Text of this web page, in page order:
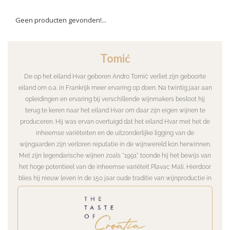
Geen producten gevonden!...
Tomić
De op het eiland Hvar geboren Andro Tomić verliet zijn geboorte
eiland om o.a. in Frankrijk meer ervaring op doen. Na twintig jaar aan
opleidingen en ervaring bij verschillende wijnmakers besloot hij
terug te keren naar het eiland Hvar om daar zijn eigen wijnen te
produceren. Hij was ervan overtuigd dat het eiland Hvar met het de
inheemse variëteiten en de uitzonderlijke ligging van de
wijngaarden zijn verloren reputatie in de wijnwereld kon herwinnen.
Met zijn legendarische wijnen zoals "1991" toonde hij het bewijs van
het hoge potentieel van de inheemse variëteit Plavac Mali. Hierdoor
blies hij nieuw leven in de 150 jaar oude traditie van wijnproductie in
De 10 ha wijngaard die de familie van Tomić en inmiddels Tomić zelf
bezit zijn niet voldoende voor de wijnproductie. Hij werkt daarom